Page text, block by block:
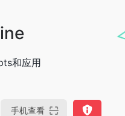
和应用
手机查看